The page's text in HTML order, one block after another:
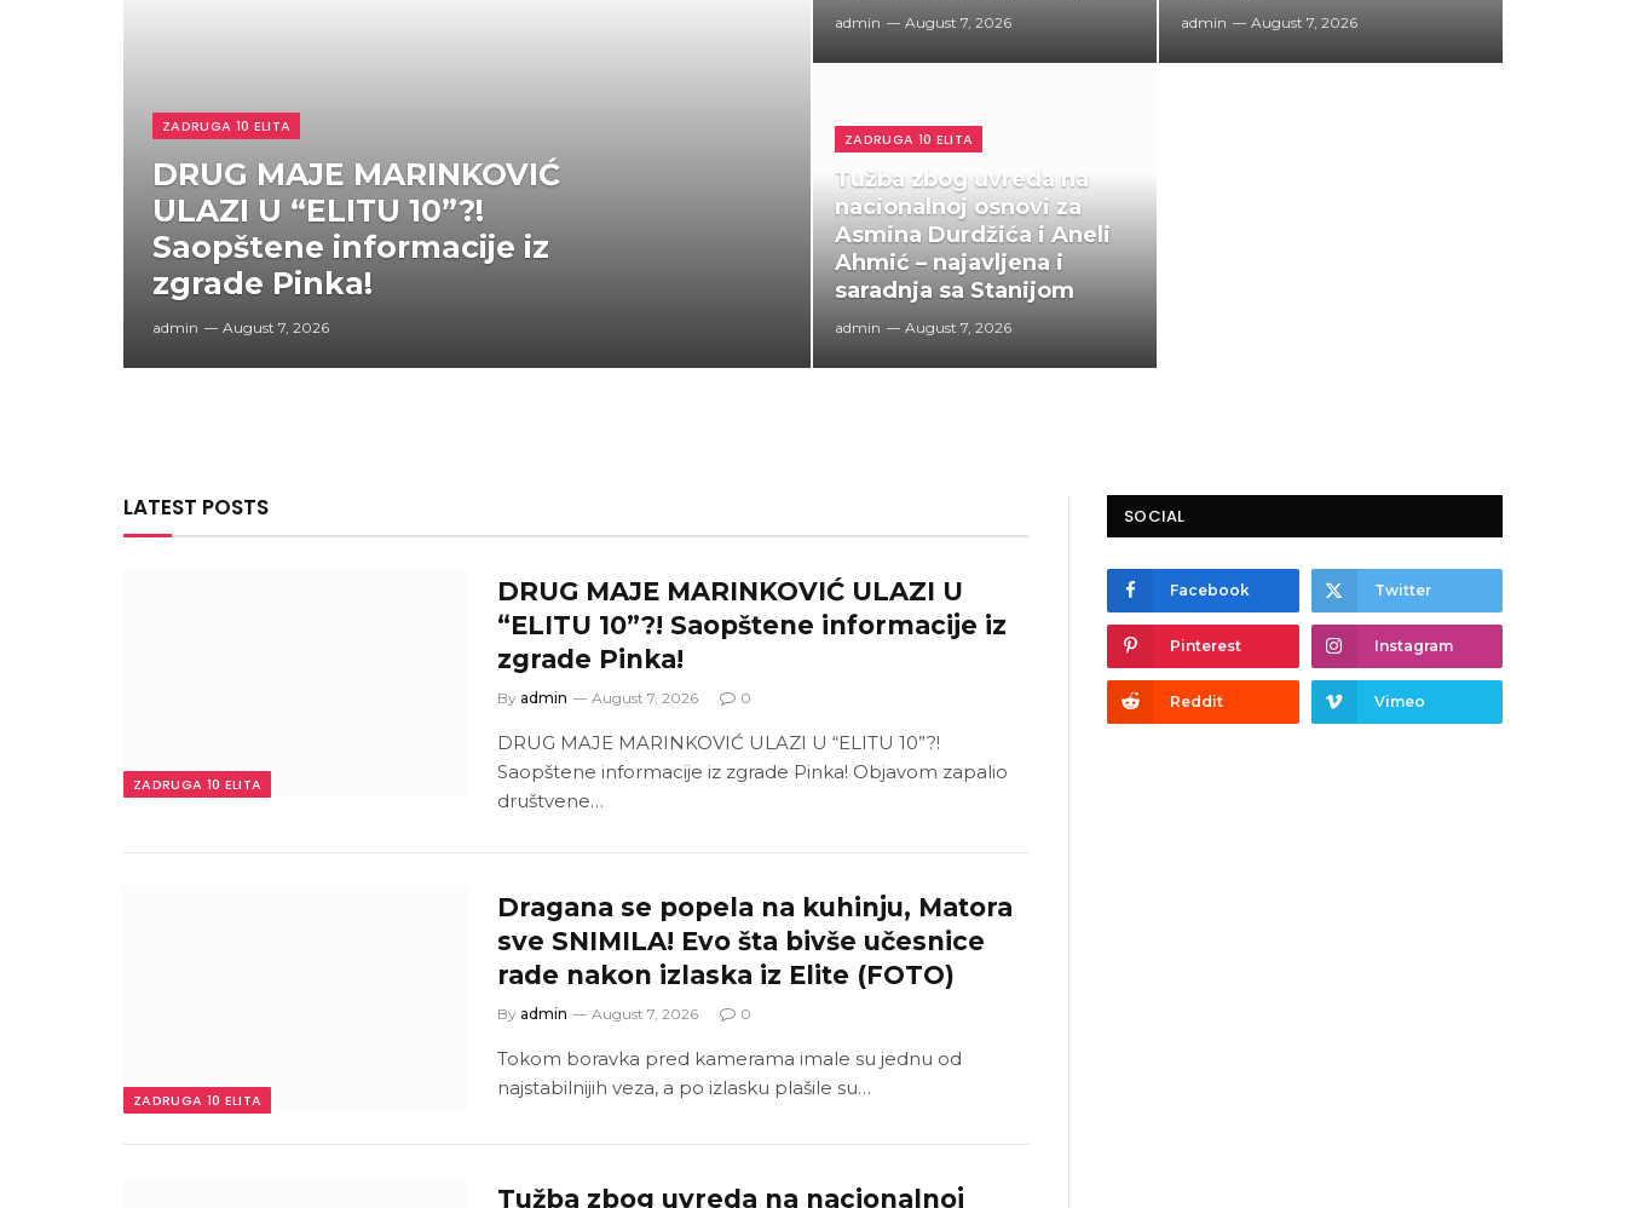
ZADRUGA 10 ELITA
DRUG MAJE MARINKOVIĆ
ULAZI U “ELITU 10”?!
Saopštene informacije iz
zgrade Pinka!
admin August 7, 2026
admin August 7, 2026
ZADRUGA 10 ELITA
Tužba zbog uvreda na
nacionalnoj osnovi za
Asmina Durdžića i Aneli
Ahmić – najavljena i
saradnja sa Stanijom
admin August 7, 2026
admin August 7, 2026
LATEST POSTS
ZADRUGA 10 ELITA
DRUG MAJE MARINKOVIĆ ULAZI U
“ELITU 10”?! Saopštene informacije iz
zgrade Pinka!
By admin August 7, 2026 0
DRUG MAJE MARINKOVIĆ ULAZI U “ELITU 10”?!
Saopštene informacije iz zgrade Pinka! Objavom zapalio
društvene…
ZADRUGA 10 ELITA
Dragana se popela na kuhinju, Matora
sve SNIMILA! Evo šta bivše učesnice
rade nakon izlaska iz Elite (FOTO)
By admin August 7, 2026 0
Tokom boravka pred kamerama imale su jednu od
najstabilnijih veza, a po izlasku plašile su…
Tužba zbog uvreda na nacionalnoj
SOCIAL
Facebook Twitter
Pinterest Instagram
Reddit Vimeo